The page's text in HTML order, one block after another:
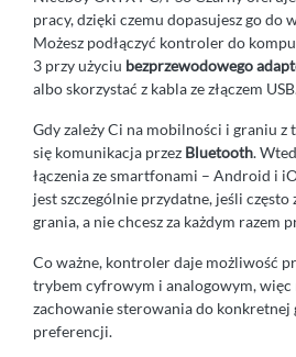
pracy, dzięki czemu dopasujesz go do
Możesz podłączyć kontroler do
3 przy użyciu bezprzewodowego
albo skorzystać z kabla ze złączem
Gdy zależy Ci na mobilności i graniu z
się komunikacja przez Bluetooth.
łączenia ze smartfonami – Android i
jest szczególnie przydatne, jeśli często
grania, a nie chcesz za każdym razem
Co ważne, kontroler daje możliwość
trybem cyfrowym i analogowym, więc
zachowanie sterowania do konkretnej
preferencji.